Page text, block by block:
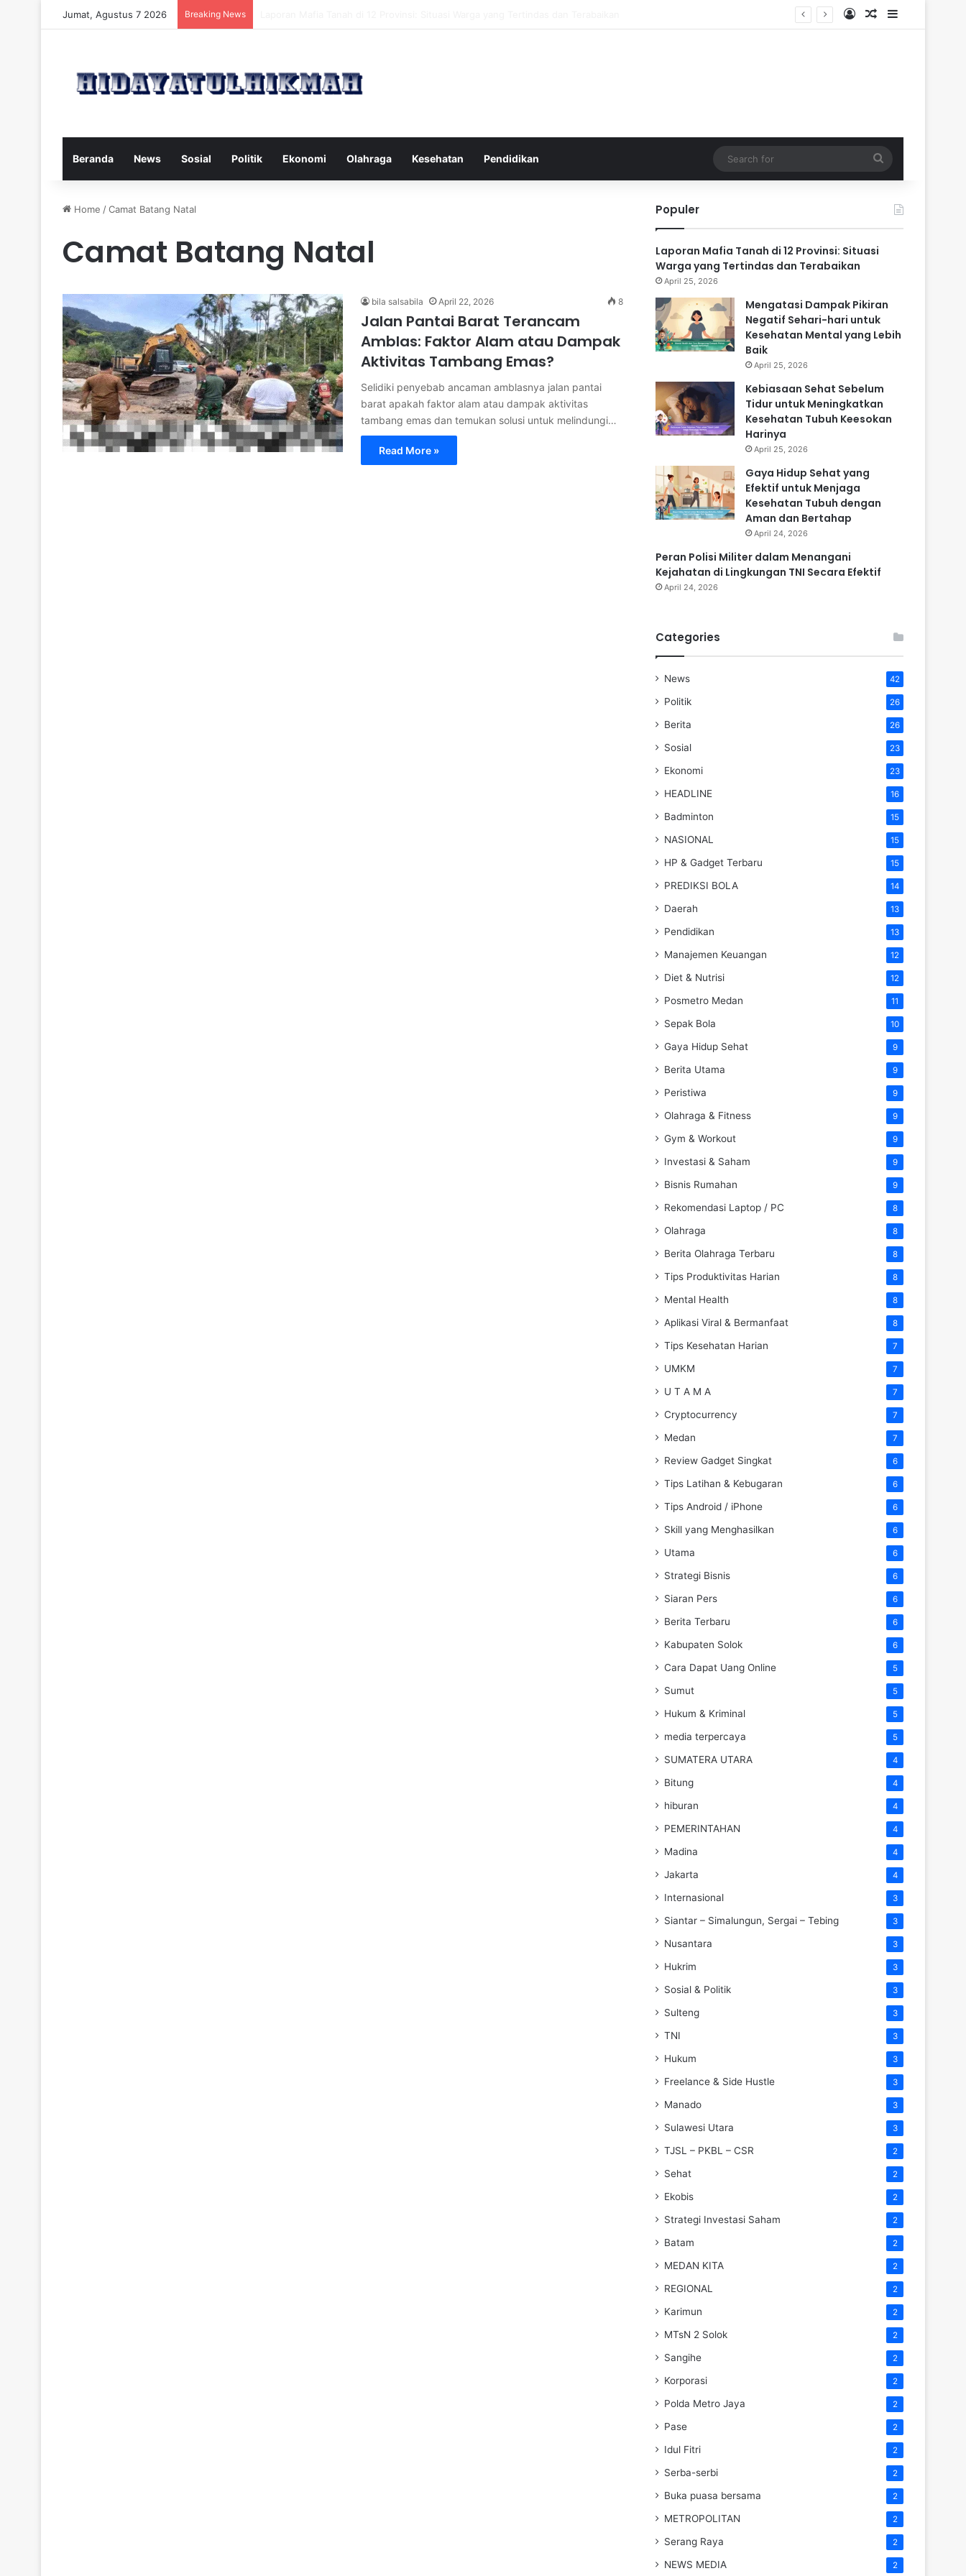
Jumat, Agustus 7 2026 Breaking News Log InRandom Article
Sidebar
Beranda News Sosial Politik Ekonomi Olahraga Kesehatan Pendidikan
for
Home /Camat Batang Natal
Camat Batang Natal
bila salsabila April 22, 2026 8
Jalan Pantai Barat Terancam
Amblas: Faktor Alam atau Dampak
Aktivitas Tambang Emas?
Selidiki penyebab ancaman amblasnya jalan pantai
barat apakah faktor alam atau dampak aktivitas
tambang emas dan temukan solusi untuk melindungi…
Read More »
Populer
Laporan Mafia Tanah di 12 Provinsi: Situasi
Warga yang Tertindas dan Terabaikan
April 25, 2026
Mengatasi Dampak Pikiran
Negatif Sehari-hari untuk
Kesehatan Mental yang Lebih
Baik
April 25, 2026
Kebiasaan Sehat Sebelum
Tidur untuk Meningkatkan
Kesehatan Tubuh Keesokan
Harinya
April 25, 2026
Gaya Hidup Sehat yang
Efektif untuk Menjaga
Kesehatan Tubuh dengan
Aman dan Bertahap
April 24, 2026
Peran Polisi Militer dalam Menangani
Kejahatan di Lingkungan TNI Secara Efektif
April 24, 2026
Categories
News 42
Politik 26
Berita 26
Sosial 23
Ekonomi 23
HEADLINE 16
Badminton 15
NASIONAL 15
HP & Gadget Terbaru 15
PREDIKSI BOLA 14
Daerah 13
Pendidikan 13
Manajemen Keuangan 12
Diet & Nutrisi 12
Posmetro Medan 11
Sepak Bola 10
Gaya Hidup Sehat 9
Berita Utama 9
Peristiwa 9
Olahraga & Fitness 9
Gym & Workout 9
Investasi & Saham 9
Bisnis Rumahan 9
Rekomendasi Laptop / PC 8
Olahraga 8
Berita Olahraga Terbaru 8
Tips Produktivitas Harian 8
Mental Health 8
Aplikasi Viral & Bermanfaat 8
Tips Kesehatan Harian 7
UMKM 7
U T A M A 7
Cryptocurrency 7
Medan 7
Review Gadget Singkat 6
Tips Latihan & Kebugaran 6
Tips Android / iPhone 6
Skill yang Menghasilkan 6
Utama 6
Strategi Bisnis 6
Siaran Pers 6
Berita Terbaru 6
Kabupaten Solok 6
Cara Dapat Uang Online 5
Sumut 5
Hukum & Kriminal 5
media terpercaya 5
SUMATERA UTARA 4
Bitung 4
hiburan 4
PEMERINTAHAN 4
Madina 4
Jakarta 4
Internasional 3
Siantar – Simalungun, Sergai – Tebing 3
Nusantara 3
Hukrim 3
Sosial & Politik 3
Sulteng 3
TNI 3
Hukum 3
Freelance & Side Hustle 3
Manado 3
Sulawesi Utara 3
TJSL – PKBL – CSR 2
Sehat 2
Ekobis 2
Strategi Investasi Saham 2
Batam 2
MEDAN KITA 2
REGIONAL 2
Karimun 2
MTsN 2 Solok 2
Sangihe 2
Korporasi 2
Polda Metro Jaya 2
Pase 2
Idul Fitri 2
Serba-serbi 2
Buka puasa bersama 2
METROPOLITAN 2
Serang Raya 2
NEWS MEDIA 2